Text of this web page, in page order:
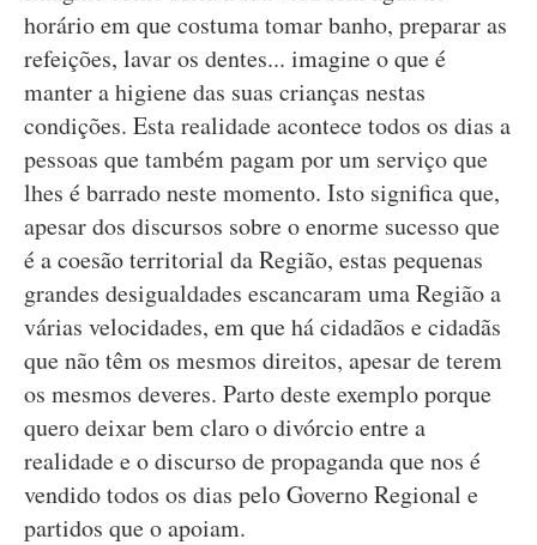
horário em que costuma tomar banho, preparar as
refeições, lavar os dentes... imagine o que é
manter a higiene das suas crianças nestas
condições. Esta realidade acontece todos os dias a
pessoas que também pagam por um serviço que
lhes é barrado neste momento. Isto significa que,
apesar dos discursos sobre o enorme sucesso que
é a coesão territorial da Região, estas pequenas
grandes desigualdades escancaram uma Região a
várias velocidades, em que há cidadãos e cidadãs
que não têm os mesmos direitos, apesar de terem
os mesmos deveres. Parto deste exemplo porque
quero deixar bem claro o divórcio entre a
realidade e o discurso de propaganda que nos é
vendido todos os dias pelo Governo Regional e
partidos que o apoiam.